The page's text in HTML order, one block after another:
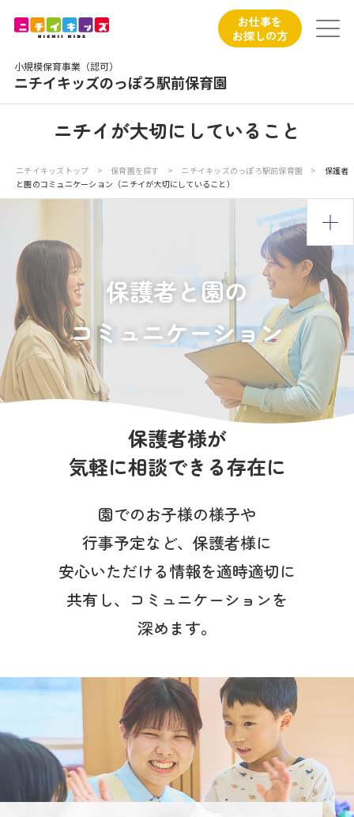
小規模保育事業（認可）
ニチイキッズのっぽろ駅前保育園
お仕事を
お探しの方
ニチイが大切にしていること
お食事
入園の概要
子育てひろばのご紹介
写真販売サービス
保育園に関するお問い合わせ
プライバシーポリシー サイトのご利用について
サイトマップ ニチイ学館オフィシャルサイト
ニチイが大切にしていること
ニチイキッズトップ > 保育園を探す > ニチイキッズのっぽろ駅前保育園 >
保護者
と園のコミュニケーション（ニチイが大切にしていること）
保護者と園の
コミュニケーション
保護者様が
気軽に相談できる存在に
園でのお子様の様子や
行事予定など、 保護者様に
安心いただける情報を適時適切に
共有し、コミュニケーションを
深めます。